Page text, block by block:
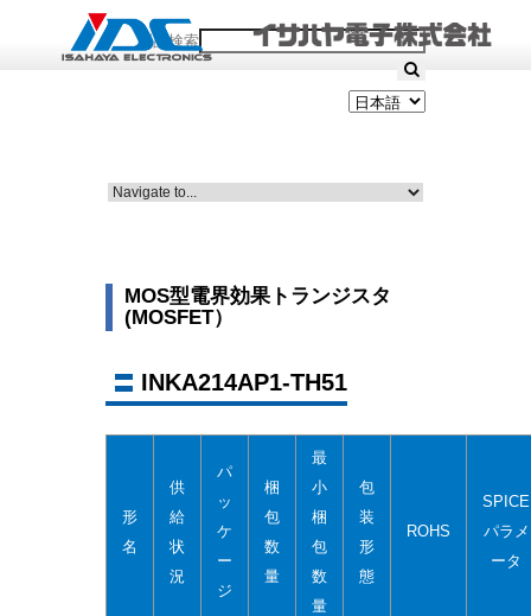
製品検索
MOS型電界効果トランジスタ
(MOSFET）
INKA214AP1-TH51
形
名
供
給
状
況
パ
ッ
ケ
ー
ジ
梱
包
数
量
最
小
梱
包
数
量
包
装
形
態
ROHS
SPICE
パラメ
ータ